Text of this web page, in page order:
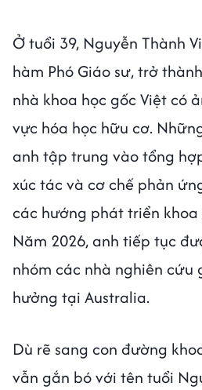
Ở tuổi 39, Nguyễn Thành
hàm Phó Giáo sư, trở
nhà khoa học gốc Việt có
vực hóa học hữu cơ.
anh tập trung vào tổng
xúc tác và cơ chế phản
các hướng phát triển
Năm 2026, anh tiếp tục
nhóm các nhà nghiên cứu
hưởng tại Australia.
Dù rẽ sang con đường
vẫn gắn bó với tên tuổi